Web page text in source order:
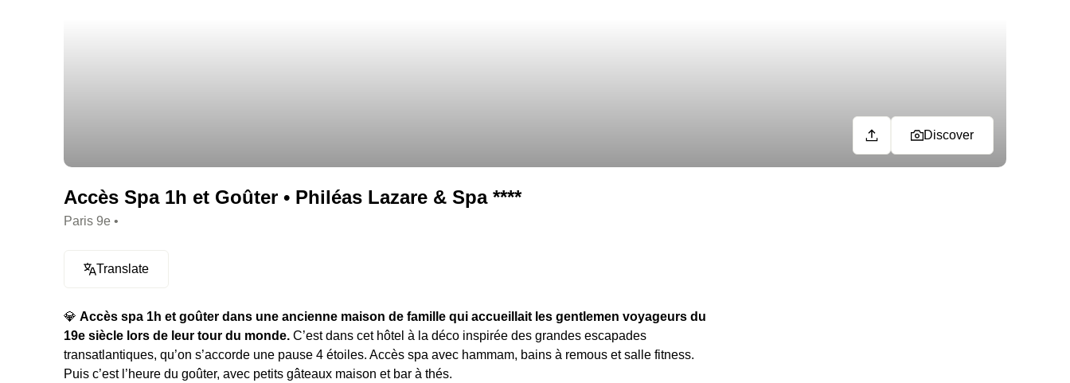
Discover
Accès Spa 1h et Goûter • Philéas Lazare & Spa ****
Paris 9e •
Translate
💎 Accès spa 1h et goûter dans une ancienne maison de famille qui accueillait les gentlemen voyageurs du
19e siècle lors de leur tour du monde. C’est dans cet hôtel à la déco inspirée des grandes escapades
transatlantiques, qu’on s’accorde une pause 4 étoiles. Accès spa avec hammam, bains à remous et salle fitness.
Puis c’est l’heure du goûter, avec petits gâteaux maison et bar à thés.